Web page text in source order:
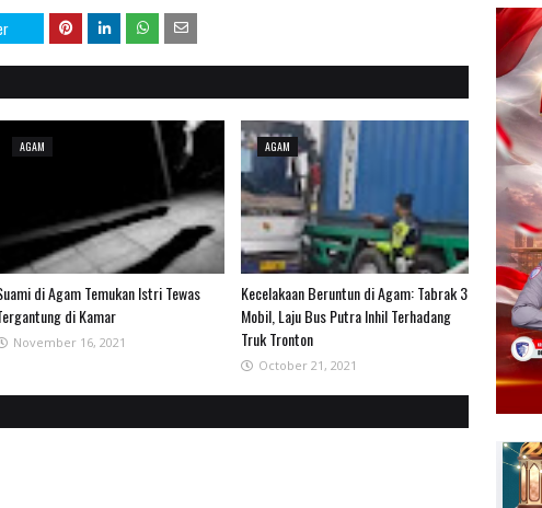
AGAM
di Agam Temukan Istri Tewas
di Kamar
November 16, 2021
AGAM
Kecelakaan Beruntun di Agam: Tabrak 3
Mobil, Laju Bus Putra Inhil Terhadang
Truk Tronton
October 21, 2021